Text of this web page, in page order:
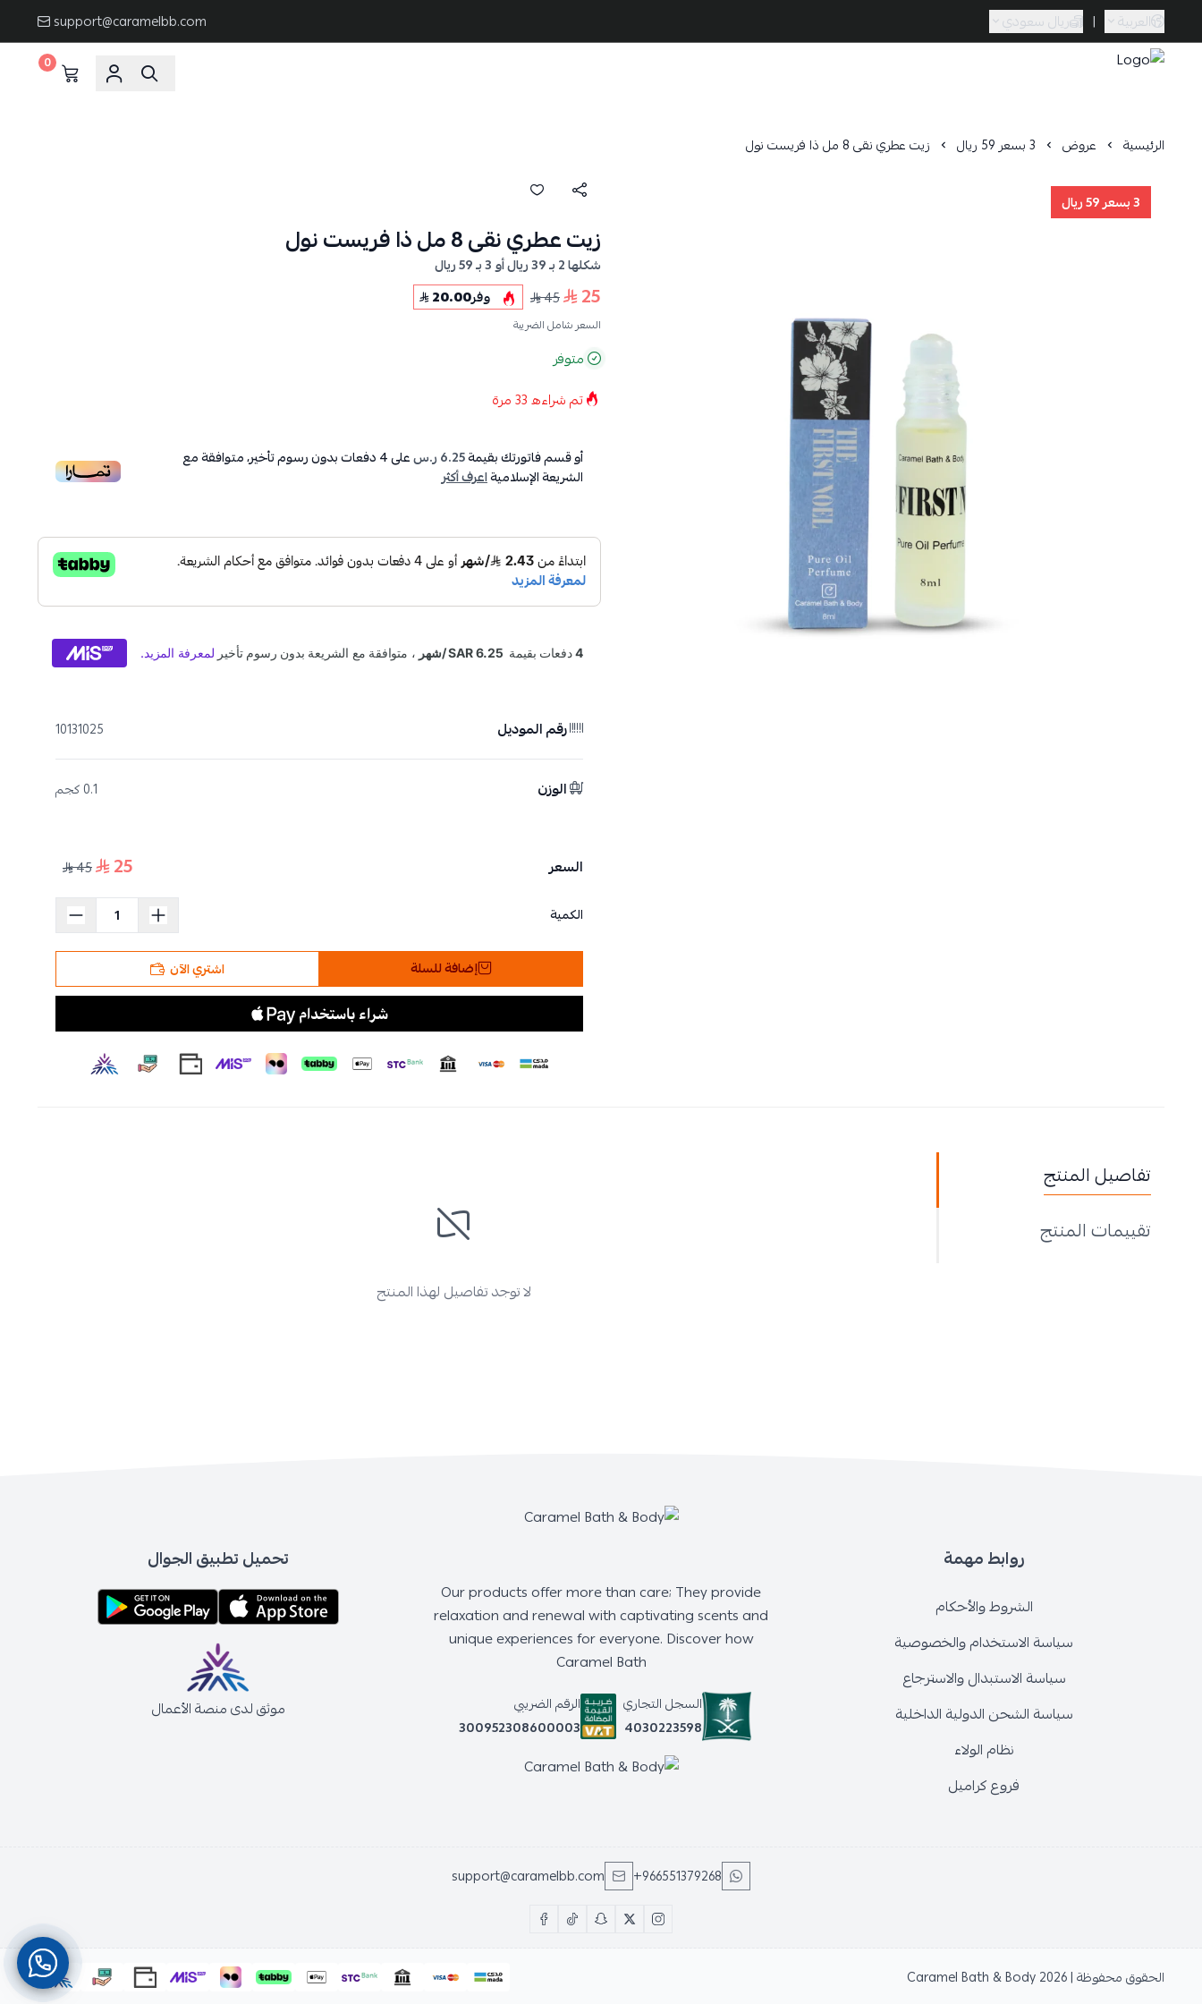
العربية | ريال سعودي support@caramelbb.com
0
الرئيسية عروض 3 بسعر 59 ريال زيت عطري نقى 8 مل ذا فريست نول
3 بسعر 59 ريال
زيت عطري نقى 8 مل ذا فريست نول
شكلها 2 بـ 39 ريال أو 3 بـ 59 ريال
25
45 وفر20.00
السعر شامل الضريبة
متوفر
تم شراءه33مرة
أو قسم فاتورتك بقيمة6.25 ر.س على4دفعات بدون رسوم تأخير، متوافقة مع
الشريعة الإسلاميةاعرف أكثر
رقم الموديل 10131025
الوزن 0.1 كجم
السعر 25
45
الكمية
إضافة للسلة اشتري الآن
تفاصيل المنتج
تقييمات المنتج
لا توجد تفاصيل لهذا المنتج
روابط مهمة
الشروط والأحكام
سياسة الاستخدام والخصوصية
سياسة الاستبدال والاسترجاع
سياسة الشحن الدولية الداخلية
نظام الولاء
فروع كراميل
Our products offer more than care; They provide
relaxation and renewal with captivating scents and
unique experiences for everyone. Discover how
Caramel Bath
السجل التجاري
4030223598
الرقم الضريبي
300952308600003
تحميل تطبيق الجوال
موثق لدى منصة الأعمال
+966551379268
support@caramelbb.com
الحقوق محفوظة | 2026 Caramel Bath & Body